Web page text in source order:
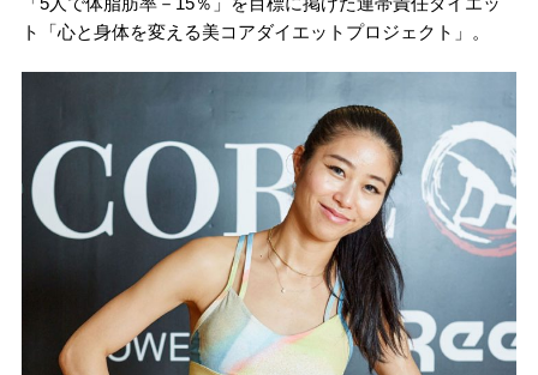
ト「心と身体を変える美コアダイエットプロジェクト」。